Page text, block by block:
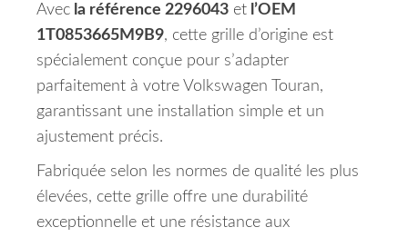
Avec la référence 2296043 et l’OEM
1T0853665M9B9, cette grille d’origine est
spécialement conçue pour s’adapter
parfaitement à votre Volkswagen Touran,
garantissant une installation simple et un
ajustement précis.
Fabriquée selon les normes de qualité les plus
élevées, cette grille offre une durabilité
exceptionnelle et une résistance aux